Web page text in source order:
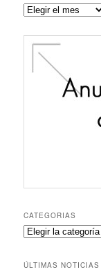
Noticias
anteriormente
CATEGORIAS
Categorias
ÚLTIMAS